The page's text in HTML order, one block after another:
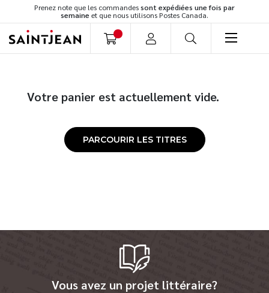
Prenez note que les commandessont expédiées une fois par
semaine et que nous utilisons Postes Canada.
Romans
Développement personnel
Littérature jeunesse
Vie pratique
Nouveautés
Votre panier est actuellement vide.
PARCOURIR LES TITRES
Vous avez un projet littéraire?